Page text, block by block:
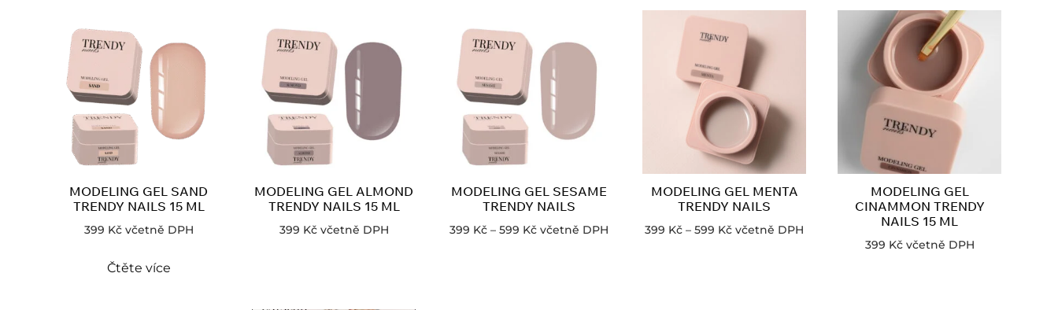
MODELING GEL SAND
TRENDY NAILS 15 ML
399 Kč včetně DPH
Čtěte více
MODELING GEL ALMOND
TRENDY NAILS 15 ML
399 Kč včetně DPH
MODELING GEL SESAME
TRENDY NAILS
399 Kč – 599 Kč včetně DPH
MODELING GEL MENTA
TRENDY NAILS
399 Kč – 599 Kč včetně DPH
MODELING GEL
CINAMMON TRENDY
NAILS 15 ML
399 Kč včetně DPH